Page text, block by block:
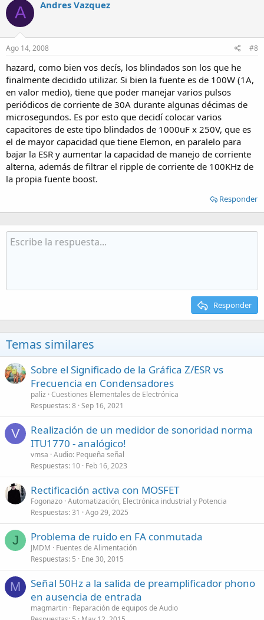
A Andres Vazquez
Ago 14, 2008 #8
hazard, como bien vos decís, los blindados son los que he
finalmente decidido utilizar. Si bien la fuente es de 100W (1A,
en valor medio), tiene que poder manejar varios pulsos
periódicos de corriente de 30A durante algunas décimas de
microsegundos. Es por esto que decidí colocar varios
capacitores de este tipo blindados de 1000uF x 250V, que es
el de mayor capacidad que tiene Elemon, en paralelo para
bajar la ESR y aumentar la capacidad de manejo de corriente
alterna, además de filtrar el ripple de corriente de 100KHz de
la propia fuente boost.
Responder
Responder
Temas similares
Sobre el Significado de la Gráfica Z/ESR vs
Frecuencia en Condensadores
paliz Cuestiones Elementales de Electrónica
Respuestas 8 Sep 16, 2021
V
Realización de un medidor de sonoridad norma
ITU1770 - analógico!
vmsa Audio: Pequeña señal
Respuestas 10 Feb 16, 2023
Rectificación activa con MOSFET
Fogonazo Automatización, Electrónica industrial y Potencia
Respuestas 31 Ago 29, 2025
J Problema de ruido en FA conmutada
JMDM
Fuentes de Alimentación
Respuestas 5 Ene 30, 2015
M
Señal 50Hz a la salida de preamplificador phono
en ausencia de entrada
magmartin Reparación de equipos de Audio